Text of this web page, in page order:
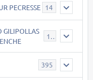
PECRESSE 14
GILIPOLLAS
395